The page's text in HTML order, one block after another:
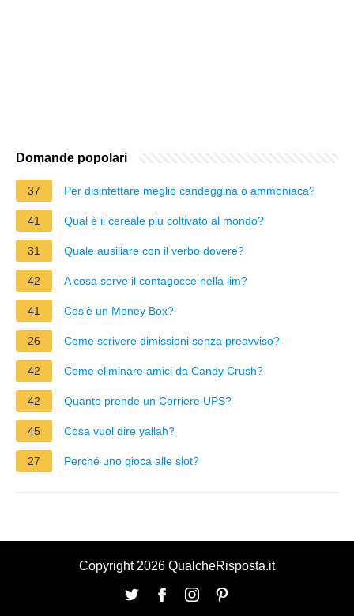
Domande popolari
37 Per disinfettare meglio candeggina o ammoniaca?
41 Qual è il cereale piu coltivato al mondo?
31 Quale ausiliare con il verbo dovere?
42 A cosa serve il contagocce nella lim?
41 Cos'è un Money Box?
26 Come scrivere dimissioni senza preavviso?
42 Come eliminare amici da Candy Crush?
42 Quanto prende un Corriere UPS?
45 Cosa vuol dire yallah?
27 Perché uno gioca alle slot?
Copyright 2026 QualcheRisposta.it